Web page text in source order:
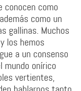
conocen como
como un
gallinas. Muchos
los hemos
a un consenso
mundo onírico
vertientes,